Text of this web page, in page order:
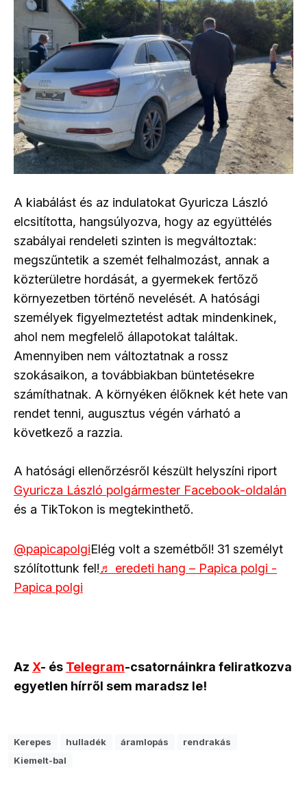
A kiabálást és az indulatokat Gyuricza László
elcsitította, hangsúlyozva, hogy az együttélés
szabályai rendeleti szinten is megváltoztak:
megszűntetik a szemét felhalmozást, annak a
közterületre hordását, a gyermekek fertőző
környezetben történő nevelését. A hatósági
személyek figyelmeztetést adtak mindenkinek,
ahol nem megfelelő állapotokat találtak.
Amennyiben nem változtatnak a rossz
szokásaikon, a továbbiakban büntetésekre
számíthatnak. A környéken élőknek két hete van
rendet tenni, augusztus végén várható a
következő a razzia.
A hatósági ellenőrzésről készült helyszíni riport
Gyuricza László polgármester Facebook-oldalán
és a TikTokon is megtekinthető.
@papicapolgiElég volt a szemétből! 31 személyt
szólítottunk fel!♬ eredeti hang – Papica polgi -
Papica polgi
Az X- és Telegram-csatornáinkra feliratkozva
egyetlen hírről sem maradsz le!
Kerepes hulladék áramlopás
rendrakás
Kiemelt-bal